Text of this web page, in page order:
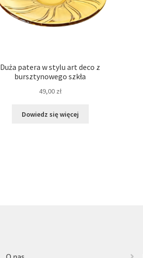
Duża patera w stylu art deco z
bursztynowego szkła
49,00 zł
Dowiedz się więcej